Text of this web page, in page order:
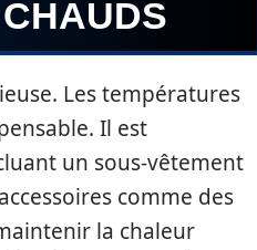
Les températures
Il est
un sous-vêtement
comme des
la chaleur